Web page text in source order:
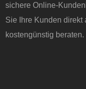
sichere Online-
Sie Ihre Kunden direkt
kostengünstig beraten.